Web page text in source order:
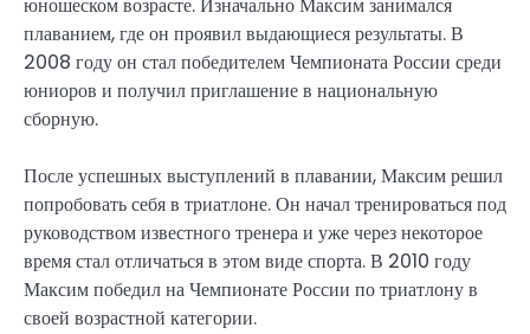
юношеском возрасте. Изначально Максим занимался
плаванием, где он проявил выдающиеся результаты. В
2008 году он стал победителем Чемпионата России среди
юниоров и получил приглашение в национальную
сборную.
После успешных выступлений в плавании, Максим решил
попробовать себя в триатлоне. Он начал тренироваться под
руководством известного тренера и уже через некоторое
время стал отличаться в этом виде спорта. В 2010 году
Максим победил на Чемпионате России по триатлону в
своей возрастной категории.